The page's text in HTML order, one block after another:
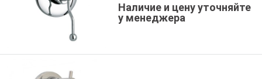
Наличие и цену уточняйте
у менеджера